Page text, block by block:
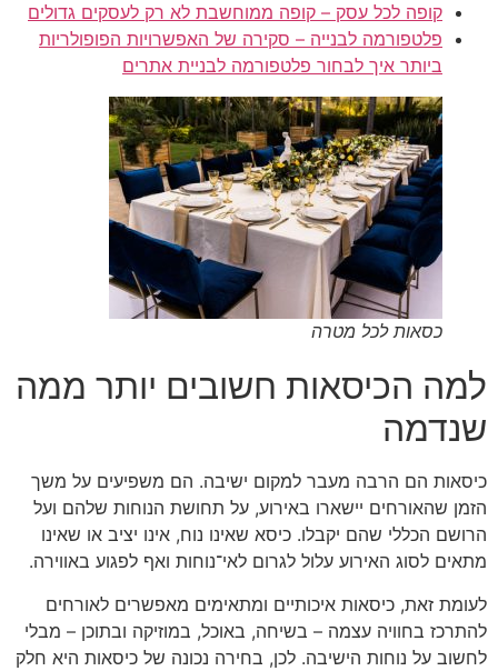
קופה לכל עסק – קופה ממוחשבת לא רק לעסקים גדולים
פלטפורמה לבנייה – סקירה של האפשרויות הפופולריות
ביותר איך לבחור פלטפורמה לבניית אתרים
כסאות לכל מטרה
למה הכיסאות חשובים יותר ממה
שנדמה
כיסאות הם הרבה מעבר למקום ישיבה. הם משפיעים על משך
הזמן שהאורחים יישארו באירוע, על תחושת הנוחות שלהם ועל
הרושם הכללי שהם יקבלו. כיסא שאינו נוח, אינו יציב או שאינו
מתאים לסוג האירוע עלול לגרום לאי־נוחות ואף לפגוע באווירה.
לעומת זאת, כיסאות איכותיים ומתאימים מאפשרים לאורחים
להתרכז בחוויה עצמה – בשיחה, באוכל, במוזיקה ובתוכן – מבלי
לחשוב על נוחות הישיבה. לכן, בחירה נכונה של כיסאות היא חלק